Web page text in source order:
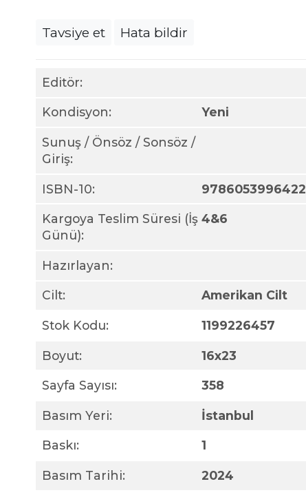
Editör:
Kondisyon: Yeni
Sunuş / Önsöz / Sonsöz /
Giriş:
ISBN-10: 9786053996422
Kargoya Teslim Süresi (İş
Günü):
4&6
Hazırlayan:
Cilt: Amerikan Cilt
Stok Kodu: 1199226457
Boyut: 16x23
Sayfa Sayısı: 358
Basım Yeri: İstanbul
Baskı: 1
Basım Tarihi: 2024
Tavsiye et Hata bildir